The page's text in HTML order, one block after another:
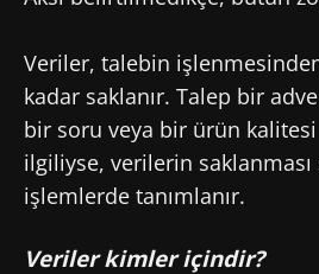
Veriler, talebin
kadar saklanır. Talep bir
bir soru veya bir ürün
ilgiliyse, verilerin
işlemlerde tanımlanır.
Veriler kimler içindir?